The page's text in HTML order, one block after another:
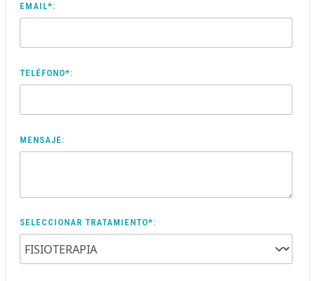
EMAIL*:
TELÉFONO*:
MENSAJE:
SELECCIONAR TRATAMIENTO*: